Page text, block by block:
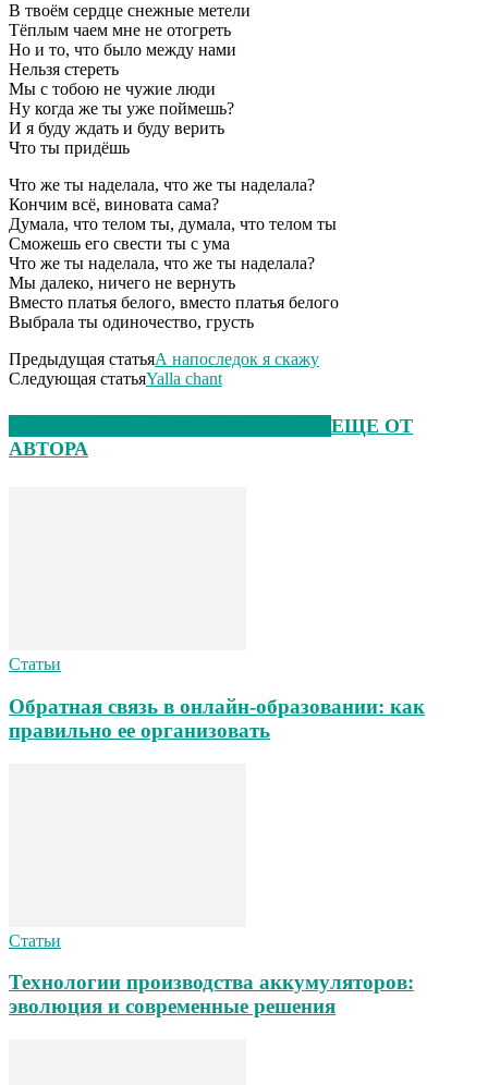
В твоём сердце снежные метели
Тёплым чаем мне не отогреть
Но и то, что было между нами
Нельзя стереть
Мы с тобою не чужие люди
Ну когда же ты уже поймешь?
И я буду ждать и буду верить
Что ты придёшь
Что же ты наделала, что же ты наделала?
Кончим всё, виновата сама?
Думала, что телом ты, думала, что телом ты
Сможешь его свести ты с ума
Что же ты наделала, что же ты наделала?
Мы далеко, ничего не вернуть
Вместо платья белого, вместо платья белого
Выбрала ты одиночество, грусть
Предыдущая статьяА напоследок я скажу
Следующая статьяYalla chant
ЕЩЕ ОТ
АВТОРА
Статьи
Обратная связь в онлайн-образовании: как
правильно ее организовать
Статьи
Технологии производства аккумуляторов:
эволюция и современные решения